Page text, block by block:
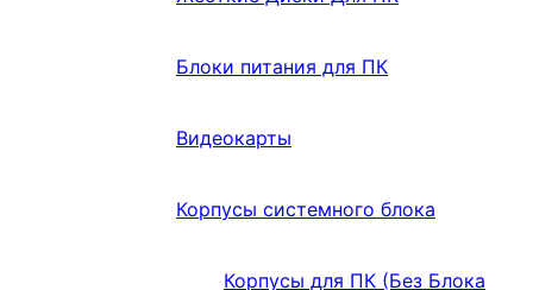
Блоки питания для ПК
Видеокарты
Корпусы системного блока
Корпусы для ПК (Без Блока